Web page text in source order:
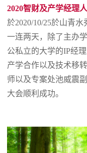
2020智财及产学经理
於2020/10/25於山青
一连两天，除了主办
公私立的大学的IP经
产学合作以及技术移
师以及专案处池威震
大会顺利成功。